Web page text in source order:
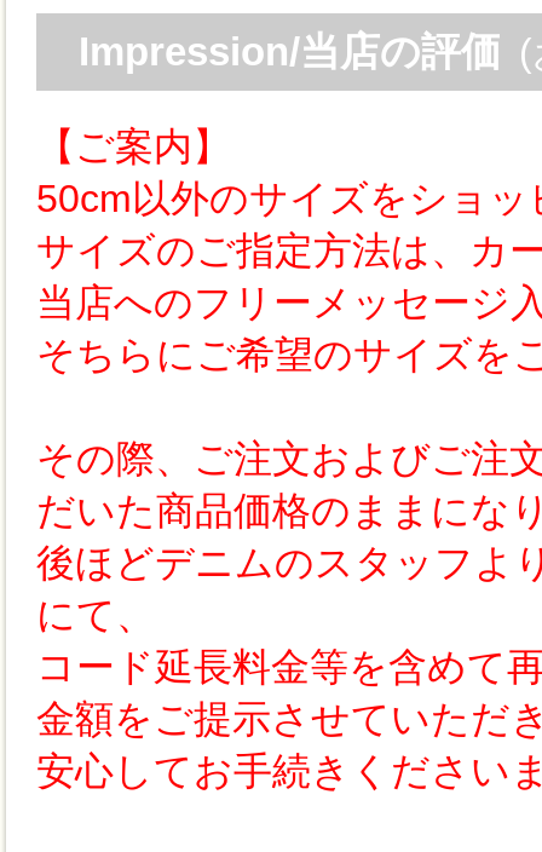
Impression/当店の評価
【ご案内】
50cm以外のサイズをショ
サイズのご指定方法は、カ
当店へのフリーメッセージ
そちらにご希望のサイズを
その際、ご注文およびご注
だいた商品価格のままにな
後ほどデニムのスタッフよ
にて、
コード延長料金等を含めて
金額をご提示させていただ
安心してお手続きください